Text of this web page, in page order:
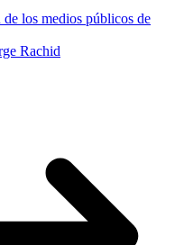
los medios públicos de
Rachid